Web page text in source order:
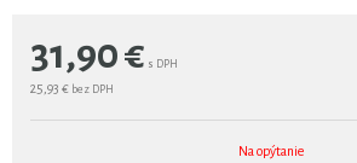
31,90€ s DPH
25,93 € bez DPH
Na opýtanie